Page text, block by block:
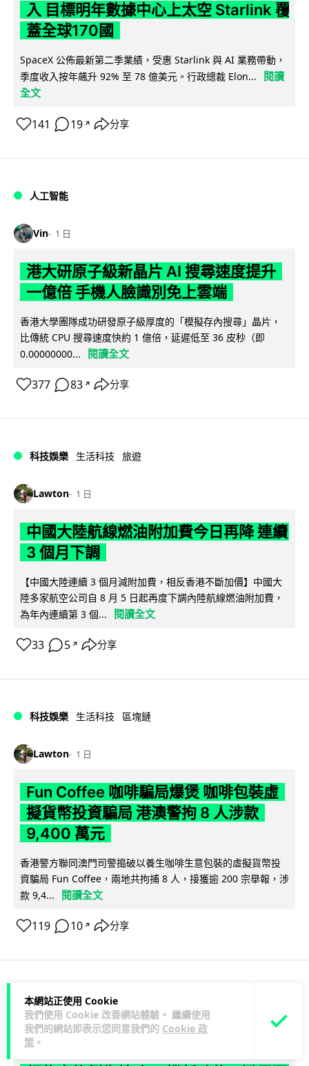
本網站正使用 Cookie
我們使用 Cookie 改善網站體驗。 繼續使用
我們的網站即表示您同意我們的 Cookie 政
策 。
入 目標明年數據中心上太空 Starlink 覆
蓋全球170國
SpaceX 公佈最新第二季業績，受惠 Starlink 與 AI 業務帶動，
季度收入按年飆升 92% 至 78 億美元。行政總裁 Elon...
閱讀
全文
141 19 ↗ 分享
人工智能
Vin 1 日
港大研原子級新晶片 AI 搜尋速度提升
一億倍 手機人臉識別免上雲端
香港大學團隊成功研發原子級厚度的「模擬存內搜尋」晶片，
比傳統 CPU 搜尋速度快約 1 億倍，延遲低至 36 皮秒（即
0.00000000...
閱讀全文
377 83 ↗ 分享
科技娛樂 生活科技 旅遊
Lawton 1 日
中國大陸航線燃油附加費今日再降 連續
3 個月下調
【中國大陸連續 3 個月減附加費，相反香港不斷加價】中國大
陸多家航空公司自 8 月 5 日起再度下調內陸航線燃油附加費，
為年內連續第 3 個...
閱讀全文
33 5 ↗ 分享
科技娛樂 生活科技 區塊鏈
Lawton 1 日
Fun Coffee 咖啡騙局爆煲 咖啡包裝虛
擬貨幣投資騙局 港澳警拘 8 人涉款
9,400 萬元
香港警方聯同澳門司警搗破以養生咖啡生意包裝的虛擬貨幣投
資騙局 Fun Coffee，兩地共拘捕 8 人，接獲逾 200 宗舉報，涉
款 9,4...
閱讀全文
119 10 ↗ 分享
科技娛樂 生活科技
Lawton 1 日